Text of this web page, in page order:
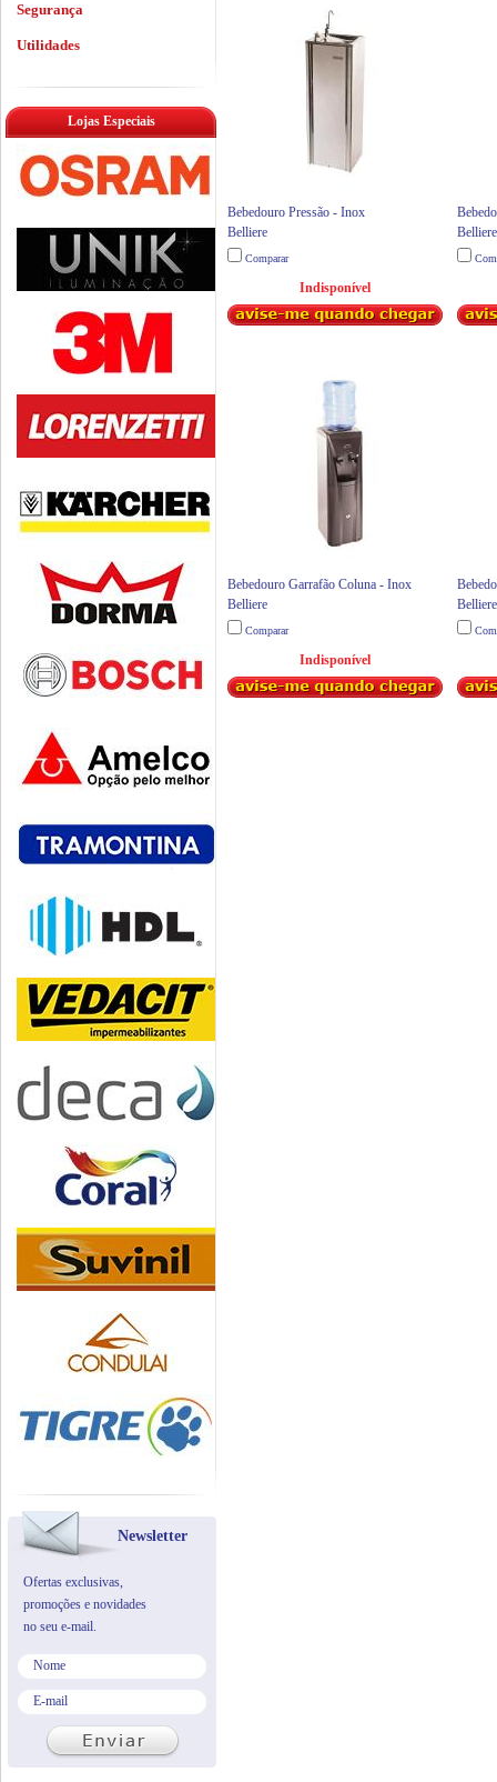
Bebedouro Pressão - Inox
Belliere
Comparar
Indisponível
Belliere
Bebedouro Garrafão Coluna - Inox
Belliere
Comparar
Indisponível
Belliere
Segurança
Utilidades
Lojas Especiais
Newsletter
Ofertas exclusivas,
promoções e novidades
no seu e-mail.